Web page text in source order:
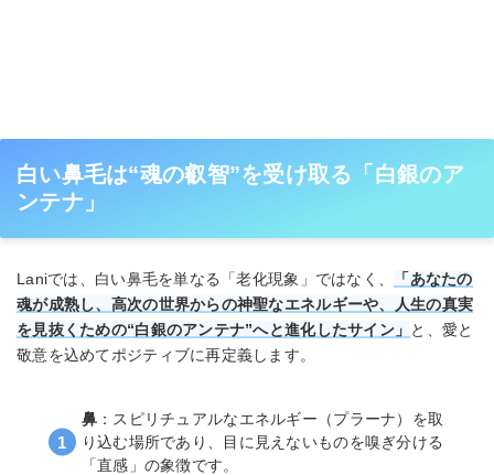
白い鼻毛は“魂の叡智”を受け取る「白銀のア
ンテナ」
Laniでは、白い鼻毛を単なる「老化現象」ではなく、
「あなたの
魂が成熟し、高次の世界からの神聖なエネルギーや、人生の真実
を見抜くための“白銀のアンテナ”へと進化したサイン」 と、愛と
敬意を込めてポジティブに再定義します。
鼻 ：スピリチュアルなエネルギー（プラーナ）を取
り込む場所であり、目に見えないものを嗅ぎ分ける
「直感」の象徴です。